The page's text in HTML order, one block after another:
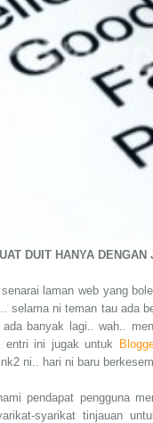
DUIT HANYA DENGAN
laman web yang
selama ni teman tau ada
banyak lagi.. wah..
entri ini jugak untuk
ni.. hari ni baru
pendapat pengguna
syarikat tinjauan